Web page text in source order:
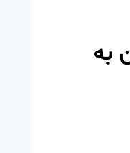
به